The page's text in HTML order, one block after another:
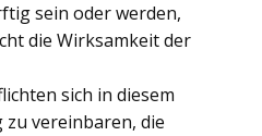
sein oder werden,
die Wirksamkeit der
sich in diesem
zu vereinbaren, die